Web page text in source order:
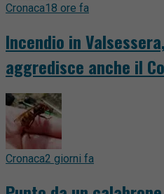
Cronaca18 ore fa
Incendio in
aggredisce anche il
Cronaca2 giorni fa